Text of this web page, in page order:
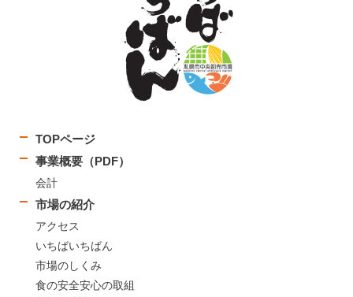
TOPページ
事業概要（PDF）
会計
市場の紹介
アクセス
いちばいちばん
市場のしくみ
食の安全安心の取組